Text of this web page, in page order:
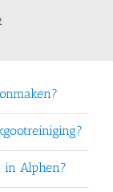
in Alphen?